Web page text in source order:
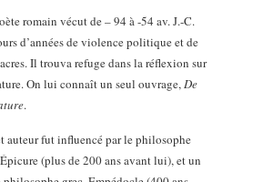
romain vécut de – 94 à -54 av. J.-C.
d’années de violence politique et de
Il trouva refuge dans la réflexion sur
On lui connaît un seul ouvrage,De
.
auteur fut influencé par le philosophe
(plus de 200 ans avant lui), et un